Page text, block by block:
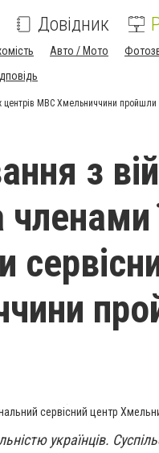
Довідник
Авто / Мото
МВС Хмельниччини пройшли
з
сервісний центр
українців.